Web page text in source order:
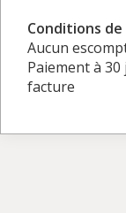
Conditions
Aucun
Paiement à
facture